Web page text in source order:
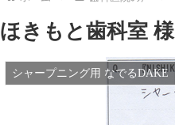
ほきもと歯科室 様
シャープニング用 なでるDAKE